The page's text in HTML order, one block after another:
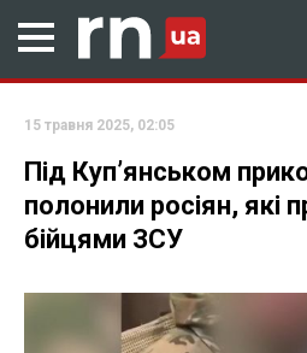
15 травня 2025, 02:05
Під Куп’янськом
полонили росіян, які
бійцями ЗСУ